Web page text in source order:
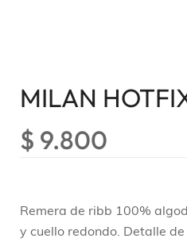
MILAN
$ 9.800
Remera de ribb 100%
y cuello redondo. Detalle